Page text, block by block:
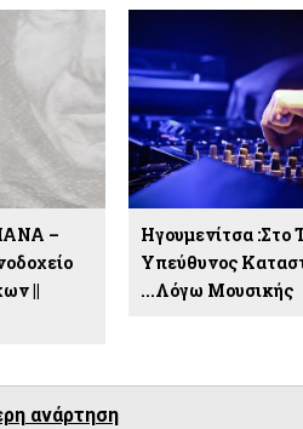
–
||
Ηγουμενίτσα :Στο
Υπεύθυνος
...λόγω Μουσικής
ανάρτηση